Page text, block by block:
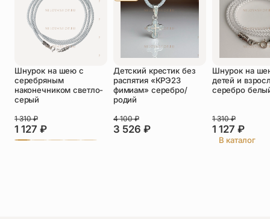
Оставить отзыв
Подтверждаю свое согласие с
политикой конфиденциальностии даю
согласие на обработку персональных
данных
Пока нет отзывов. Будьте первым!
Шнурок на шею с
серебряным
наконечником светло-
серый
1 127 ₽
1 310₽
Детский крестик без
распятия «КРЭ23
фимиам» серебро/
родий
3 526 ₽
4 100₽
Шнурок на
детей и
серебро
1 127 ₽
1 310₽
В каталог